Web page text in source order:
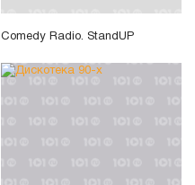
Comedy Radio. StandUP